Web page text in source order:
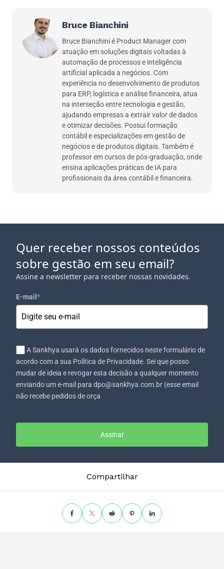
Bruce Bianchini
Bruce Bianchini é Product Manager com
atuação em soluções digitais voltadas à
automação de processos e inteligência
artificial aplicada a negócios. Com
experiência no desenvolvimento de produtos
para ERP, logística e análise financeira, atua
na interseção entre tecnologia e gestão,
ajudando empresas a extrair valor de dados
e otimizar decisões. Possui formação
contábil e especializações em gestão de
negócios e de produtos digitais. Também é
professor em cursos de pós-graduação, onde
ensina aplicações práticas de IA para
profissionais da área contábil e financeira.
Quer receber nossos conteúdos
sobre gestão em seu email?
Assine a newsletter para receber nossas novidades.
E-mail *
A Sankhya usará os dados fornecidos neste formulário de
acordo com a sua Política de Privacidade. Sei que posso
mudar de ideia e revogar esta decisão a qualquer momento
enviando um e-mail para dpo@sankhya.com.br (esse email
não recebe pedidos de orça
Assinar
Compartilhar